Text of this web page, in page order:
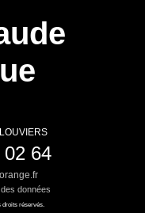
64
données
droits réservés.